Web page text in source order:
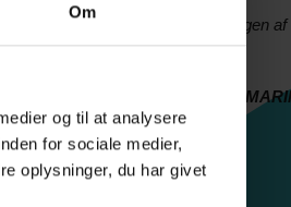
Om
og til at analysere
for sociale medier,
oplysninger, du har givet
sted på et fint tidspunkt i slutningen
andet år."
Bådhandler hos REESE